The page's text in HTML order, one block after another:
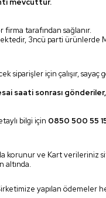
tarafından sağlanır.
3ncü parti ürünlerde
siparişler için çalışır,
saati sonrası gönderiler,
bilgi için 0850 500 55
korunur ve Kart verileriniz
altında.
yapılan ödemeler